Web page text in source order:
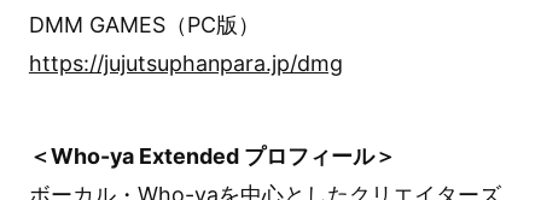
DMM GAMES（PC版）
https://jujutsuphanpara.jp/dmg
＜Who-ya Extended プロフィール＞
ボーカル・Who-yaを中心としたクリエイターズ